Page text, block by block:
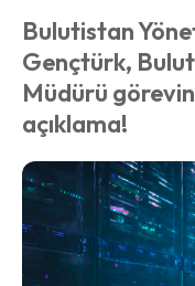
Bulutistan
Gençtürk,
Müdürü
açıklama!